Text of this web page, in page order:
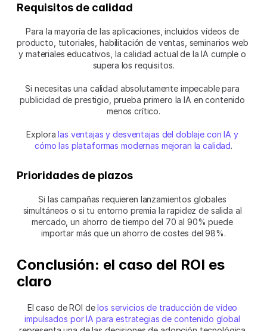
Requisitos de calidad
Para la mayoría de las aplicaciones, incluidos vídeos de
producto, tutoriales, habilitación de ventas, seminarios web
y materiales educativos, la calidad actual de la IA cumple o
supera los requisitos.
Si necesitas una calidad absolutamente impecable para
publicidad de prestigio, prueba primero la IA en contenido
menos crítico.
Explora las ventajas y desventajas del doblaje con IA y
cómo las plataformas modernas mejoran la calidad.
Prioridades de plazos
Si las campañas requieren lanzamientos globales
simultáneos o si tu entorno premia la rapidez de salida al
mercado, un ahorro de tiempo del 70 al 90% puede
importar más que un ahorro de costes del 98%.
Conclusión: el caso del ROI es
claro
El caso de ROI de los servicios de traducción de vídeo
impulsados por IA para estrategias de contenido global